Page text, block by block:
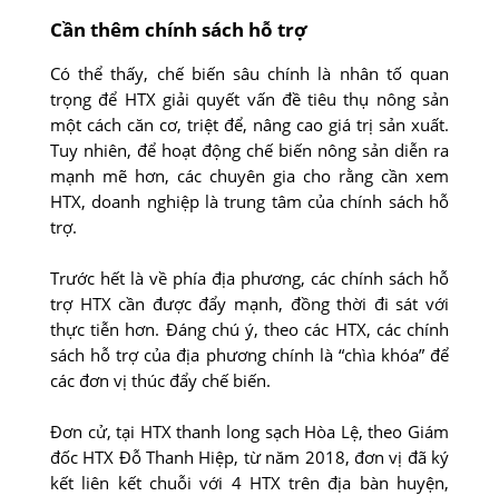
Cần thêm chính sách hỗ trợ
Có thể thấy, chế biến sâu chính là nhân tố quan
trọng để HTX giải quyết vấn đề tiêu thụ nông sản
một cách căn cơ, triệt để, nâng cao giá trị sản xuất.
Tuy nhiên, để hoạt động chế biến nông sản diễn ra
mạnh mẽ hơn, các chuyên gia cho rằng cần xem
HTX, doanh nghiệp là trung tâm của chính sách hỗ
trợ.
Trước hết là về phía địa phương, các chính sách hỗ
trợ HTX cần được đẩy mạnh, đồng thời đi sát với
thực tiễn hơn. Đáng chú ý, theo các HTX, các chính
sách hỗ trợ của địa phương chính là “chìa khóa” để
các đơn vị thúc đẩy chế biến.
Đơn cử, tại HTX thanh long sạch Hòa Lệ, theo Giám
đốc HTX Đỗ Thanh Hiệp, từ năm 2018, đơn vị đã ký
kết liên kết chuỗi với 4 HTX trên địa bàn huyện,